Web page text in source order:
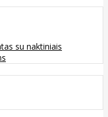
su naktiniais